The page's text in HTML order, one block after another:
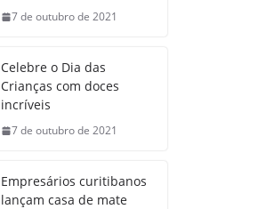
7 de outubro de 2021
Celebre o Dia das
Crianças com doces
incríveis
7 de outubro de 2021
Empresários curitibanos
lançam casa de mate